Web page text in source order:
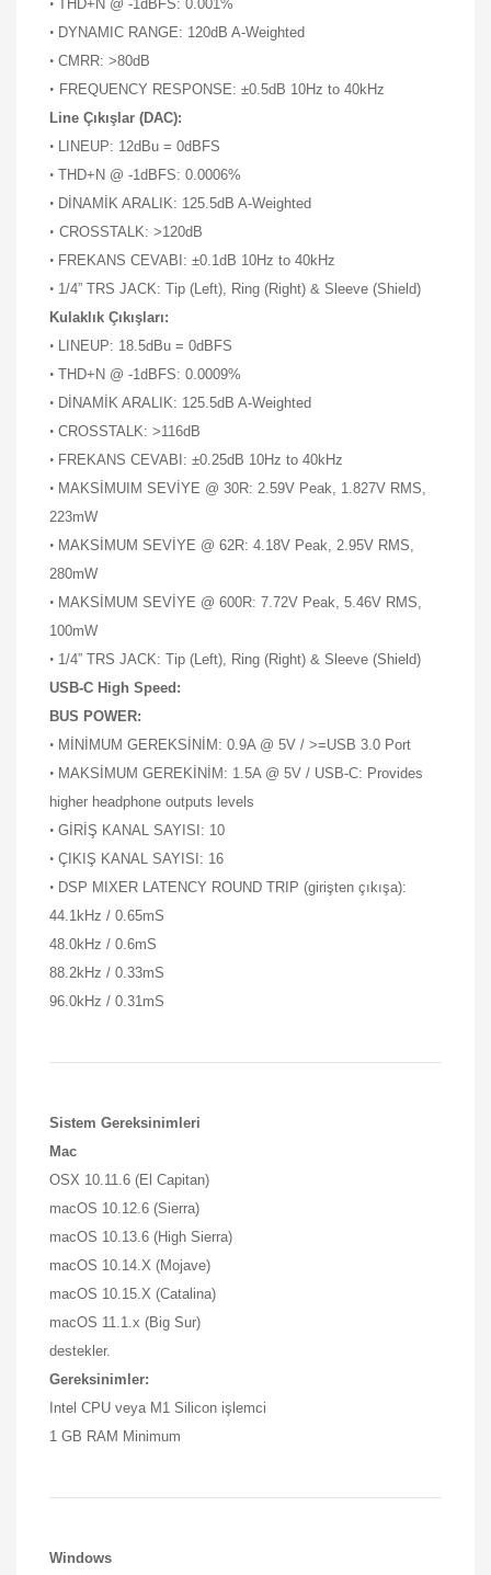
THD+N @ -1dBFS: 0.001%
• DYNAMIC RANGE: 120dB A-Weighted
• CMRR: >80dB
• FREQUENCY RESPONSE: ±0.5dB 10Hz to 40kHz
Line Çıkışlar (DAC):
• LINEUP: 12dBu = 0dBFS
• THD+N @ -1dBFS: 0.0006%
• DİNAMİK ARALIK: 125.5dB A-Weighted
• CROSSTALK: >120dB
• FREKANS CEVABI: ±0.1dB 10Hz to 40kHz
• 1/4” TRS JACK: Tip (Left), Ring (Right) & Sleeve (Shield)
Kulaklık Çıkışları:
• LINEUP: 18.5dBu = 0dBFS
• THD+N @ -1dBFS: 0.0009%
• DİNAMİK ARALIK: 125.5dB A-Weighted
• CROSSTALK: >116dB
• FREKANS CEVABI: ±0.25dB 10Hz to 40kHz
• MAKSİMUIM SEVİYE @ 30R: 2.59V Peak, 1.827V RMS,
223mW
• MAKSİMUM SEVİYE @ 62R: 4.18V Peak, 2.95V RMS,
280mW
• MAKSİMUM SEVİYE @ 600R: 7.72V Peak, 5.46V RMS,
100mW
• 1/4” TRS JACK: Tip (Left), Ring (Right) & Sleeve (Shield)
USB-C High Speed:
BUS POWER:
• MİNİMUM GEREKSİNİM: 0.9A @ 5V / >=USB 3.0 Port
• MAKSİMUM GEREKİNİM: 1.5A @ 5V / USB-C: Provides
higher headphone outputs levels
• GİRİŞ KANAL SAYISI: 10
• ÇIKIŞ KANAL SAYISI: 16
• DSP MIXER LATENCY ROUND TRIP (girişten çıkışa):
44.1kHz / 0.65mS
48.0kHz / 0.6mS
88.2kHz / 0.33mS
96.0kHz / 0.31mS
Sistem Gereksinimleri
Mac
OSX 10.11.6 (El Capitan)
macOS 10.12.6 (Sierra)
macOS 10.13.6 (High Sierra)
macOS 10.14.X (Mojave)
macOS 10.15.X (Catalina)
macOS 11.1.x (Big Sur)
destekler.
Gereksinimler:
Intel CPU veya M1 Silicon işlemci
1 GB RAM Minimum
Windows